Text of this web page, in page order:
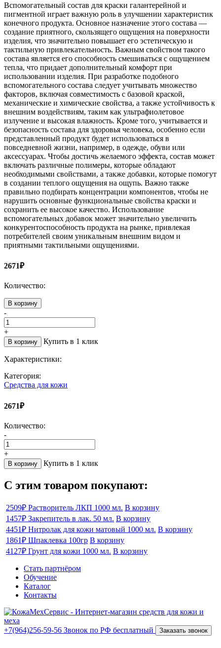
Вспомогательный состав для краски галантерейной и
пигментной играет важную роль в улучшении характеристик
конечного продукта. Основное назначение этого состава —
создание приятного, скользящего ощущения на поверхности
изделия, что значительно повышает его эстетическую и
тактильную привлекательность. Важным свойством такого
состава является его способность смешиваться с ощущением
тепла, что придает дополнительный комфорт при
использовании изделия. При разработке подобного
вспомогательного состава следует учитывать множество
факторов, включая совместимость с базовой краской,
механические и химические свойства, а также устойчивость к
внешним воздействиям, таким как ультрафиолетовое
излучение и высокая влажность. Кроме того, учитывается и
безопасность состава для здоровья человека, особенно если
представленный продукт будет использоваться в
повседневной жизни, например, в одежде, обуви или
аксессуарах. Чтобы достичь желаемого эффекта, состав может
включать различные полимеры, которые обладают
необходимыми свойствами, а также добавки, которые помогут
в создании теплого ощущения на ощупь. Важно также
правильно подбирать концентрации компонентов, чтобы не
нарушить основные функциональные свойства краски и
сохранить ее высокое качество. Использование
вспомогательных добавок может значительно увеличить
конкурентоспособность продукта на рынке, привлекая
потребителей своим уникальным внешним видом и
приятными тактильными ощущениями.
2671₽
Количество:
В корзину
-
+
В корзину Купить в 1 клик
Характеристики:
Категория:
Средства для кожи
2671₽
Количество:
-
+
В корзину Купить в 1 клик
С этим товаром покупают:
2509₽ Растворитель ЛКП 1000 мл. В корзину
1457₽ Закрепитель в лак. 50 мл. В корзину
4451₽ Нитролак для кожи матовый 1000 мл. В корзину
1861₽ Шпаклевка 100гр В корзину
4127₽ Грунт для кожи 1000 мл. В корзину
Стать партнёром
Обучение
Каталог
Контакты
+7(964)256-59-56 Звонок по РФ бесплатный Заказать звонок